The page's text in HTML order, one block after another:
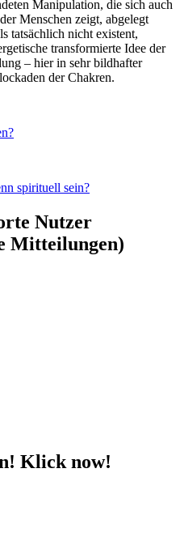
Manipulation, die sich auch
Menschen zeigt, abgelegt
tatsächlich nicht existent,
transformierte Idee der
– hier in sehr bildhafter
der Chakren.
spirituell sein?
Nutzer
Mitteilungen)
Klick now!